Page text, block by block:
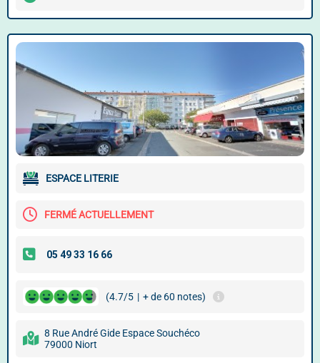
ESPACE LITERIE
FERMÉ ACTUELLEMENT
(4.7/5 | + de 60 notes)
8 Rue André Gide Espace Souchéco
79000 Niort